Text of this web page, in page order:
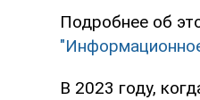
Подробнее об
В 2023 году,